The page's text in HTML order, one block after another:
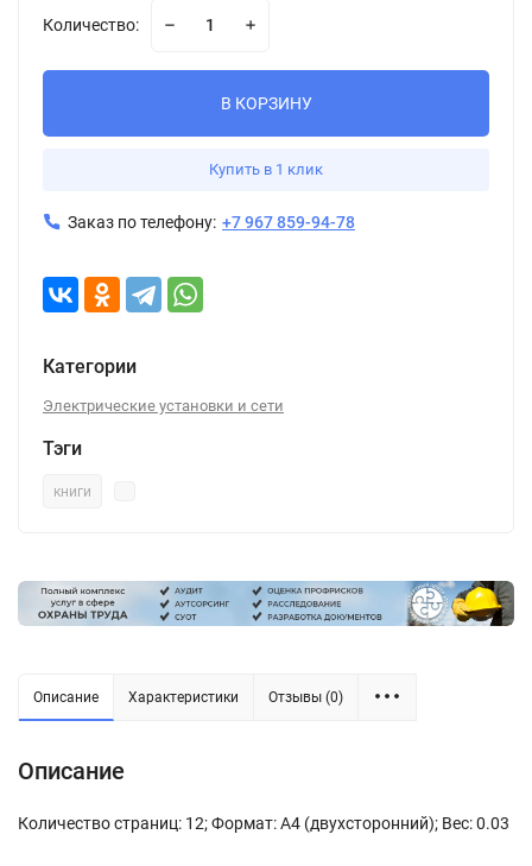
Количество:
В КОРЗИНУ
Купить в 1 клик
Заказ по телефону: +7 967 859-94-78
Категории
Электрические установки и сети
Тэги
книги
Описание Характеристики Отзывы (0)
Описание
Количество страниц: 12; Формат: А4 (двухсторонний); Вес: 0.03